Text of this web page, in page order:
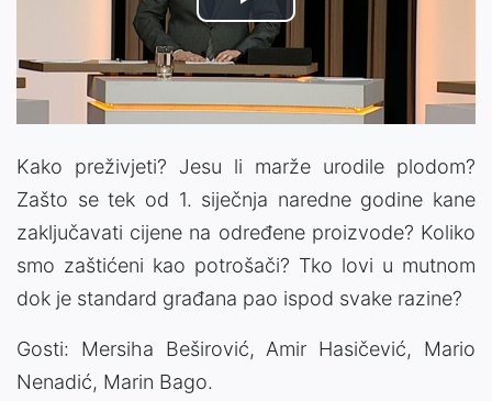
Play
Video
Kako preživjeti? Jesu li marže urodile plodom?
Zašto se tek od 1. siječnja naredne godine kane
zaključavati cijene na određene proizvode? Koliko
smo zaštićeni kao potrošači? Tko lovi u mutnom
dok je standard građana pao ispod svake razine?
Gosti: Mersiha Beširović, Amir Hasičević, Mario
Nenadić, Marin Bago.